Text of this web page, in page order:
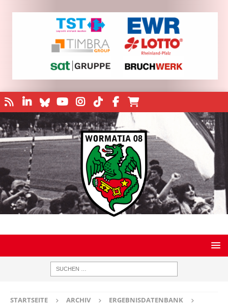
STARTSEITE ARCHIV
ERGEBNISDATENBANK